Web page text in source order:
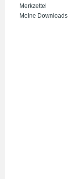
Merkzettel
Meine Downloads